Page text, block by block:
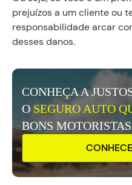
prejuízos a um cliente ou
responsabilidade arcar
desses danos.
CONHEÇA A
OSEGURO AUTO
BONS